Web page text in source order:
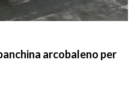
arcobaleno per